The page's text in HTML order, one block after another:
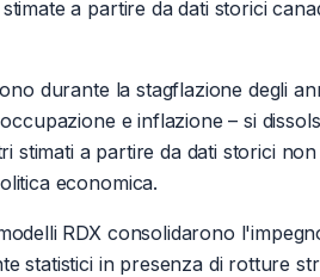
a partire da dati storici
durante la stagflazione degli
e inflazione – si
stimati a partire da dati storici
economica.
RDX consolidarono
statistici in presenza di rotture